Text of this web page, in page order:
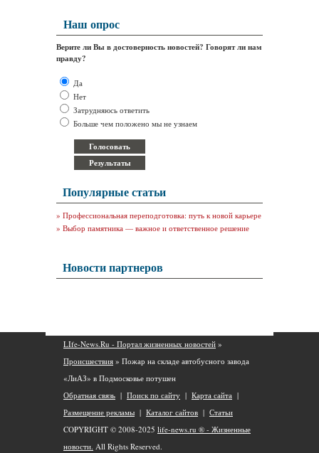
Наш опрос
Верите ли Вы в достоверность новостей? Говорят ли нам
правду?
Да
Нет
Затрудняюсь ответить
Больше чем положено мы не узнаем
Популярные статьи
» Профессиональная переподготовка: путь к новой карьере
» Выбор памятника — важное и ответственное решение
Новости партнеров
LIfe-News.Ru - Портал жизненных новостей »
Происшествия » Пожар на складе автобусного завода
«ЛиАЗ» в Подмосковье потушен
Обратная связь | Поиск по сайту | Карта сайта |
Размещение рекламы | Каталог сайтов | Статьи
COPYRIGHT © 2008-2025 life-news.ru ® - Жизненные
новости. All Rights Reserved.